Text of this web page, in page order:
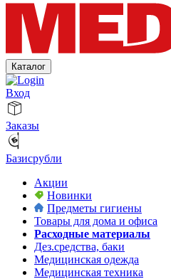
Каталог
Вход
Заказы
Базисрубли
Акции
Новинки
Предметы гигиены
Товары для дома и офиса
Расходные материалы
Дез.средства, баки
Медицинская одежда
Медицинская техника